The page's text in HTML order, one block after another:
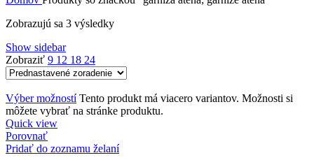
Zobrazujú sa 3 výsledky
Show sidebar
Zobraziť 9 12 18 24
Výber možností Tento produkt má viacero variantov. Možnosti si
môžete vybrať na stránke produktu.
Quick view
Porovnať
Pridať do zoznamu želaní